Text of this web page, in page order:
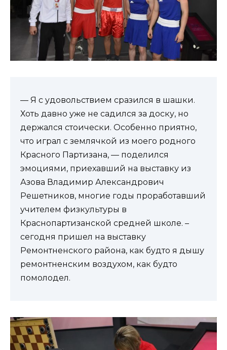
— Я с удовольствием сразился в шашки.
Хоть давно уже не садился за доску, но
держался стоически. Особенно приятно,
что играл с землячкой из моего родного
Красного Партизана, — поделился
эмоциями, приехавший на выставку из
Азова Владимир Александрович
Решетников, многие годы проработавший
учителем физкультуры в
Краснопартизанской средней школе. –
сегодня пришел на выставку
Ремонтненского района, как будто я дышу
ремонтненским воздухом, как будто
помолодел.